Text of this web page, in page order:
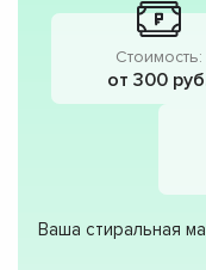
Стоимость:
от 300
Ваша стиральная